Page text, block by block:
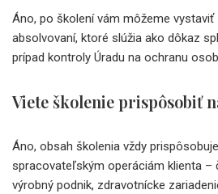
Áno, po školení vám môžeme
absolvovaní, ktoré slúžia ako dôkaz
prípad kontroly Úradu na ochranu
Viete školenie prispôsobiť
Áno, obsah školenia vždy
spracovateľským operáciám klienta –
výrobný podnik, zdravotnícke